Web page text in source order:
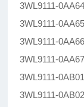
3WL9111-
3WL9111-
3WL9111-
3WL9111-
3WL9111-
3WL9111-